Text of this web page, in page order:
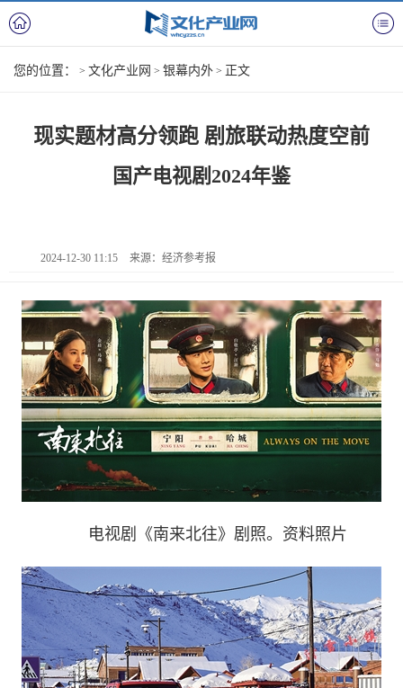
您的位置： > 文化产业网 > 银幕内外 > 正文
现实题材高分领跑 剧旅联动热度空前
国产电视剧2024年鉴
2024-12-30 11:15 来源：经济参考报
电视剧《南来北往》剧照。资料照片